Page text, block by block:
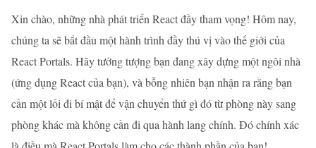
Xin chào, những nhà phát triển React đầy tham vọng! Hôm nay,
chúng ta sẽ bắt đầu một hành trình đầy thú vị vào thế giới của
React Portals. Hãy tưởng tượng bạn đang xây dựng một ngôi nhà
(ứng dụng React của bạn), và bỗng nhiên bạn nhận ra rằng bạn
cần một lối đi bí mật để vận chuyển thứ gì đó từ phòng này sang
phòng khác mà không cần đi qua hành lang chính. Đó chính xác